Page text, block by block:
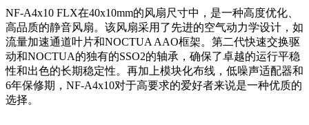
NF-A4x10 FLX在40x10mm的风扇尺寸中，是一种高度优化、
高品质的静音风扇。该风扇采用了先进的空气动力学设计，如
流量加速通道叶片和NOCTUA AAO框架。第二代快速交换驱
动和NOCTUA的独有的SSO2的轴承，确保了卓越的运行平稳
性和出色的长期稳定性。再加上模块化布线，低噪声适配器和
6年保修期，NF-A4x10对于高要求的爱好者来说是一种优质的
选择。